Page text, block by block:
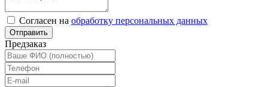
Согласен на обработку персональных данных
Отправить
Предзаказ